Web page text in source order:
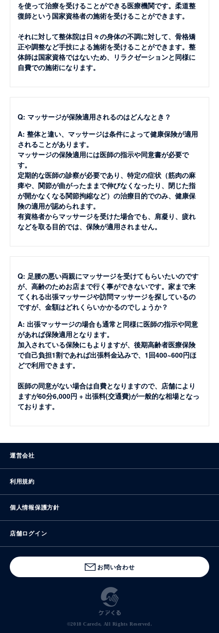
を使って治療を受けることができる医療機関です。柔道整
復師という国家資格者の施術を受けることができます。
それに対して整体院は日々の身体の不調に対して、骨格矯
正や調整など手技による施術を受けることができます。整
体師は国家資格ではないため、リラクゼーションと同様に
自費での施術になります。
Q: マッサージが保険適用されるのはどんなとき？
A: 整体と違い、マッサージは条件によって健康保険が適用
されることがあります。
マッサージの保険適用には医師の指示や同意書が必要で
す。
定期的な医師の診察が必要であり、特定の症状（筋肉の麻
痺や、関節が曲がったままで伸びなくなったり、閉じた指
が開かなくなる関節拘縮など）の治療目的でのみ、健康保
険の適用が認められます。
有資格者からマッサージを受けた場合でも、肩凝り、疲れ
などを取る目的では、保険が適用されません。
Q: 足腰の悪い両親にマッサージを受けてもらいたいのです
が、高齢のためお店まで行く事ができないです。家まで来
てくれる出張マッサージや訪問マッサージを探しているの
ですが、金額はどれくらいかかるのでしょうか？
A: 出張マッサージの場合も通常と同様に医師の指示や同意
があれば保険適用となります。
加入されている保険にもよりますが、後期高齢者医療保険
で自己負担1割であれば出張料金込みで、1回400~600円ほ
どで利用できます。
医師の同意がない場合は自費となりますので、店舗により
ますが60分6,000円 + 出張料(交通費)が一般的な相場となっ
ております。
運営会社
利用規約
個人情報保護方針
店舗ログイン
お問い合わせ
©2018 Carecle, All Rights Reserved.